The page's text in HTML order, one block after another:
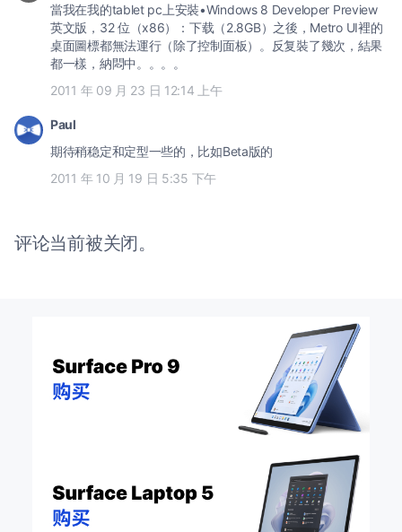
當我在我的tablet pc上安裝•Windows 8 Developer Preview
英文版，32 位（x86）：下载（2.8GB）之後，Metro UI裡的
桌面圖標都無法運行（除了控制面板）。反复裝了幾次，結果
都一樣，納悶中。。。。
2011 年 09 月 23 日 12:14 上午
Paul
期待稍稳定和定型一些的，比如Beta版的
2011 年 10 月 19 日 5:35 下午
评论当前被关闭。